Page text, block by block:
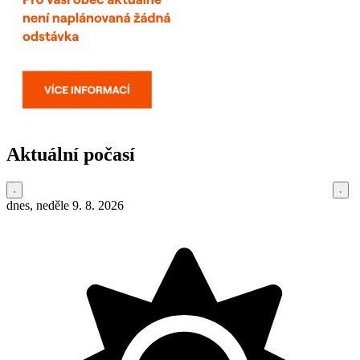
Aktuální počasí
dnes, neděle 9. 8. 2026